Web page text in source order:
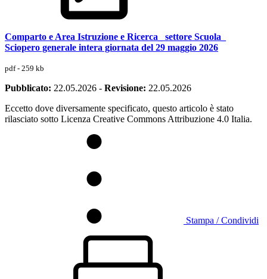
Comparto e Area Istruzione e Ricerca_ settore Scuola_
Sciopero generale intera giornata del 29 maggio 2026
pdf - 259 kb
Pubblicato: 22.05.2026 - Revisione: 22.05.2026
Eccetto dove diversamente specificato, questo articolo è stato
rilasciato sotto Licenza Creative Commons Attribuzione 4.0 Italia.
Stampa / Condividi